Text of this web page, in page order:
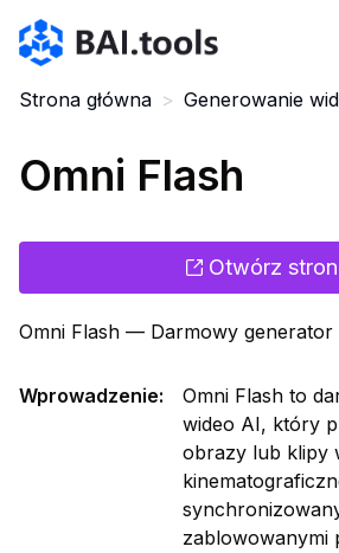
Bai.tools
Strona główna > Generowanie
Omni Flash
Otwórz
Omni Flash — Darmowy
Wprowadzenie:
Omni Flash to
wideo AI, który
obrazy lub klipy
zablowowanymi